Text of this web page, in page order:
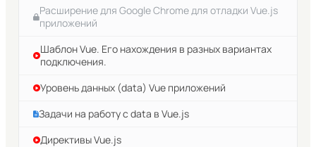
Расширение для Google Chrome для отладки Vue.js
приложений
Шаблон Vue. Его нахождения в разных вариантах
подключения.
Уровень данных (data) Vue приложений
Задачи на работу с data в Vue.js
Директивы Vue.js